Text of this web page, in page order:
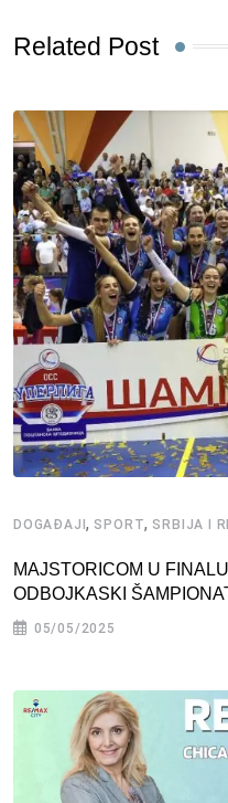
Related Post
DOGAĐAJI, SPORT, SRBIJA I
MAJSTORICOM U
ODBOJKASKI
05/05/2025